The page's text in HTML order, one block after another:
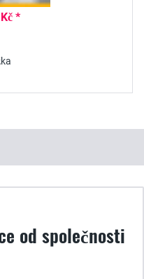
*
od společnosti